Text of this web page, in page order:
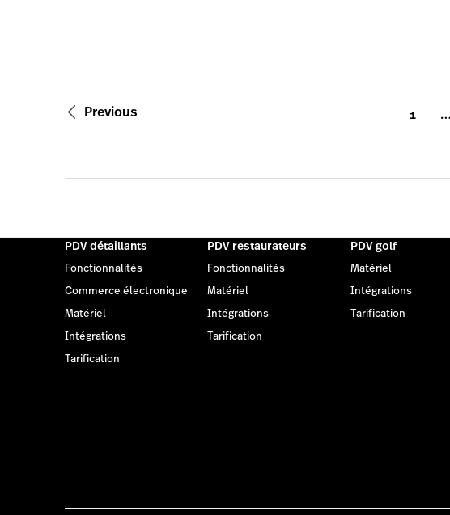
Previous 1 …
PDV détaillants
Fonctionnalités
Commerce électronique
Matériel
Intégrations
Tarification
PDV restaurateurs
Fonctionnalités
Matériel
Intégrations
Tarification
PDV golf
Matériel
Intégrations
Tarification